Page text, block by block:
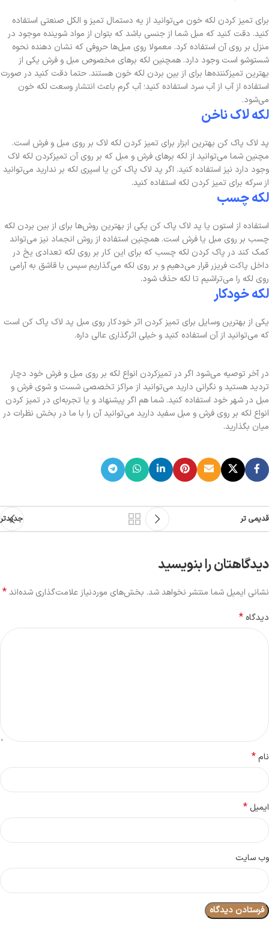
برای تمیز کردن لکه خون می‌توانید از یه دستمال تمیز و الکل صنعتی استفاده
کنید. دقت کنید که مبل شما از جنسی باشد که بتوان از مواد شوینده موجود در
منزل بر روی آن استفاده کرد. معمولا روی مبل‌ها حروفی که نشان دهنده نحوه
شستوشو است وجود دارد. همچنین لکه برهای مخصوص مبل و فرش یکی از
بهترین تمیزکننده‌ها برای از بین بردن لکه خون هستند. حتما دقت کنید در صورت
استفاده از آب از آب سرد استفاده کنید؛ آب گرم باعث انتشار وسعت لکه خون
می‌شود.
لکه لاک ناخن
پد لاک پاک کن بهترین ابزار برای تمیز کردن لکه لاک بر روی مبل و فرش است.
مچنین شما می‌توانید از لکه برهای فرش و مبل که بر روی آن تمیزکردن لکه لاک
وجود دارد نیز استفاده کنید. اگر پد لاک پاک کن یا اسپری لکه بر ندارید می‌توانید
از سرکه برای تمیز کردن لکه استفاده کنید.
لکه چسب
استفاده از استون یا پد لاک پاک کن یکی از بهترین روش‌ها برای از بین بردن لکه
چسب بر روی مبل یا فرش است. همچنین استفاده از روش انجماد نیز می‌تواند
کمک کند در پاک کردن لکه چسب که برای این کار بر روی لکه تعدادی یخ در
داخل پاکت فریزر قرار می‌دهیم و بر روی لکه می‌گذاریم سپس با قاشق به آرامی
روی لکه را می‌تراشیم تا لکه حذف شود.
لکه خودکار
یکی از بهترین وسایل برای تمیز کردن اثر خودکار روی مبل پد لاک پاک کن است
که می‌توانید از آن استفاده کنید و خیلی اثرگذاری عالی داره.
در آخر توصیه می‌شود اگر در تمیزکردن انواع لکه بر روی مبل و فرش خود دچار
تردید هستید و نگرانی دارید می‌توانید از مراکز تخصصی شست و شوی فرش و
مبل در شهر خود استفاده کنید. شما هم اگر پیشنهاد و یا تجربه‌ای در تمیز کردن
انواع لکه بر روی فرش و مبل سفید دارید می‌توانید آن را با ما در بخش نظرات در
میان بگذارید.
جدیدتر قدیمی تر
دیدگاهتان را بنویسید
نشانی ایمیل شما منتشر نخواهد شد. بخش‌های موردنیاز علامت‌گذاری شده‌اند*
دیدگاه *
نام*
ایمیل *
وب‌ سایت